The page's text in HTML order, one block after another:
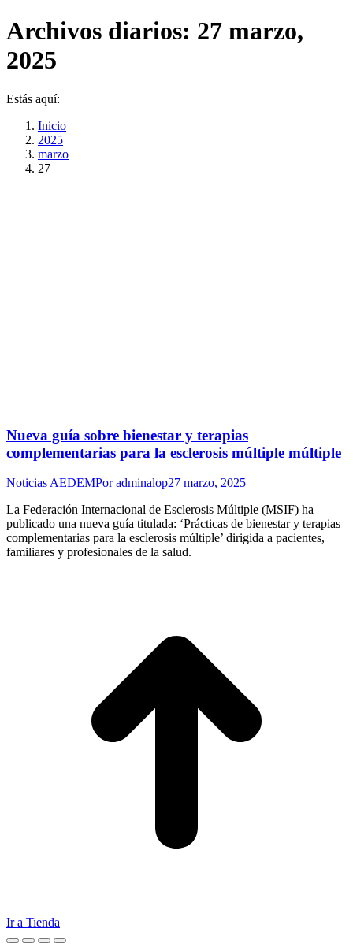
Archivos diarios: 27 marzo,
2025
Estás aquí:
Inicio
2025
marzo
27
Nueva guía sobre bienestar y terapias
complementarias para la esclerosis múltiple múltiple
Noticias AEDEMPoradminalop27 marzo, 2025
La Federación Internacional de Esclerosis Múltiple (MSIF) ha
publicado una nueva guía titulada: ‘Prácticas de bienestar y terapias
complementarias para la esclerosis múltiple’ dirigida a pacientes,
familiares y profesionales de la salud.
Ir a Tienda